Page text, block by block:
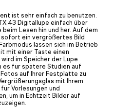
ist sehr einfach zu benutzen.
43 Digitallupe einfach über
Lesen hin und her. Auf dem
ein vergrößertes Bild
lassen sich im Betrieb
mit einer Taste einen
im Speicher der Lupe
es für spätere Studien auf
auf Ihrer Festplatte zu
mit Ihrem
Vorlesungen und
um in Echtzeit Bilder auf